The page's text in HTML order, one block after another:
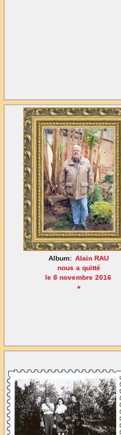
Album: Alain RAU
nous a quitté
le 8 novembre 2016
*